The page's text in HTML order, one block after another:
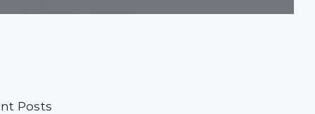
Posts